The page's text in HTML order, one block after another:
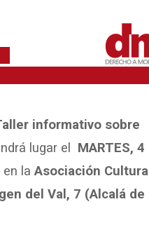
informativo sobre
lugar el
MARTES, 4
en laAsociación Cultural
del Val, 7 (Alcalá de